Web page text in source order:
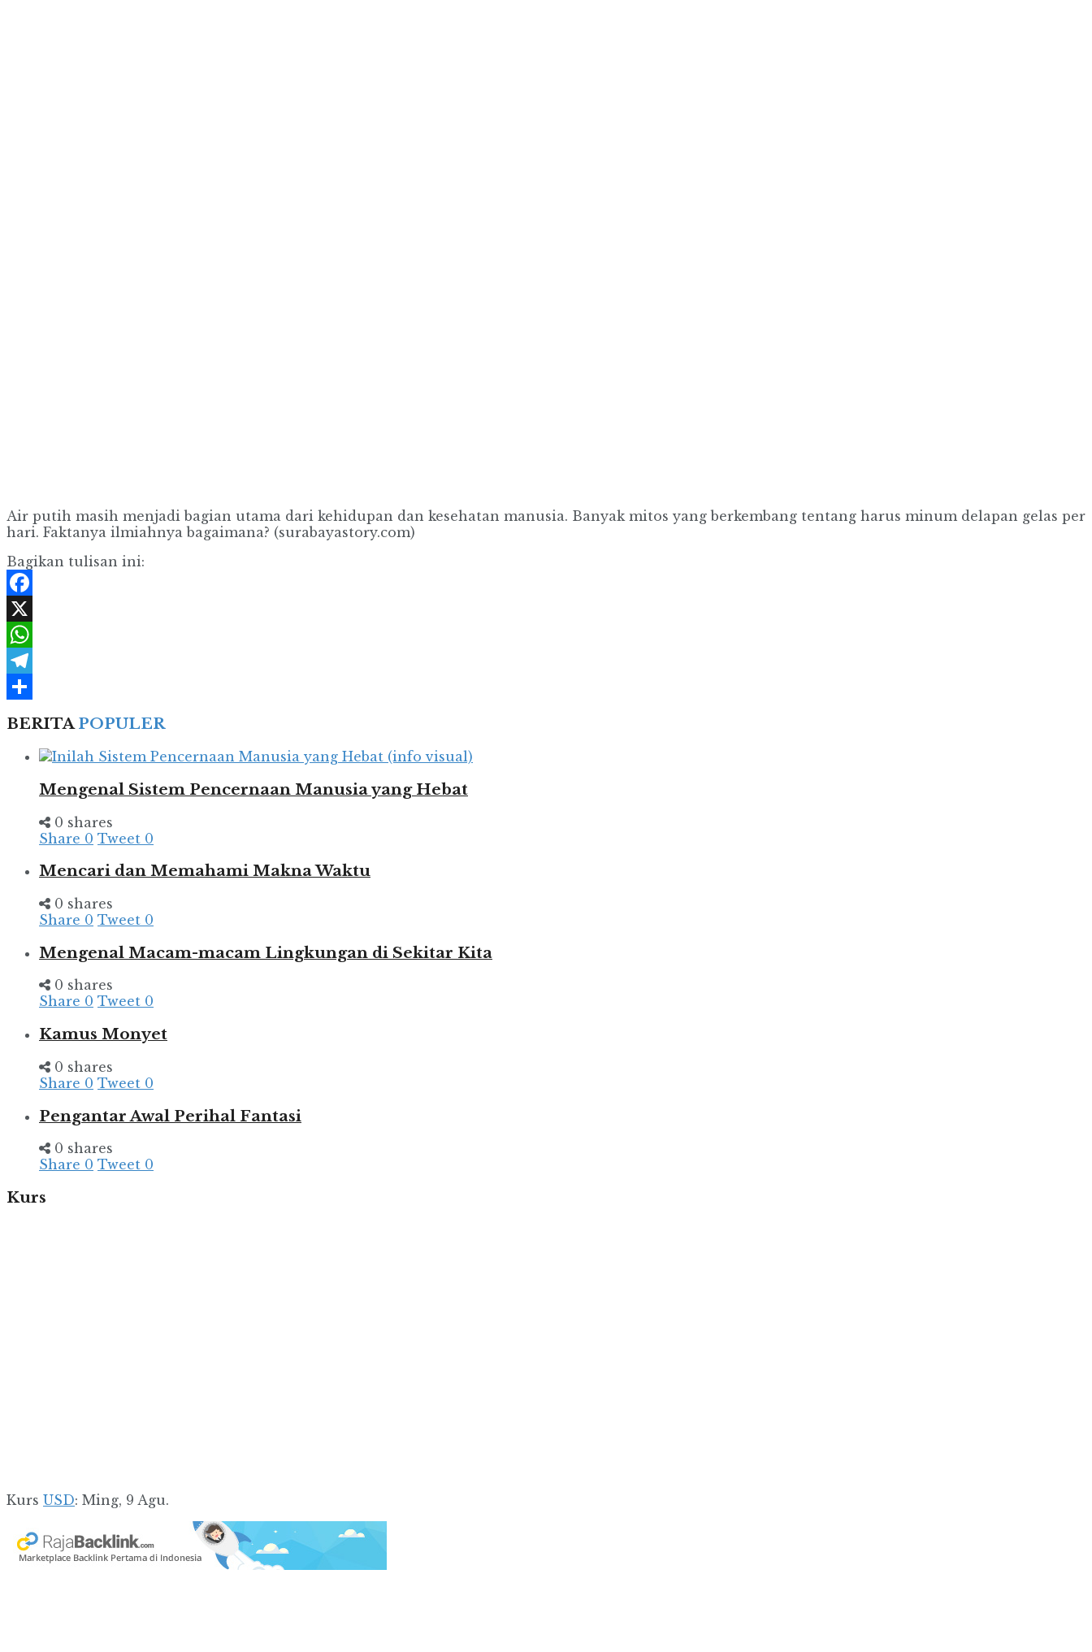
Air putih masih menjadi bagian utama dari kehidupan dan kesehatan manusia. Banyak mitos yang berkembang tentang harus minum delapan gelas per
hari. Faktanya ilmiahnya bagaimana? (surabayastory.com)
Bagikan tulisan ini:
Facebook
X
WhatsApp
Telegram
BERITAPOPULER
Mengenal Sistem Pencernaan Manusia yang Hebat
0 shares
Share 0 Tweet 0
Mencari dan Memahami Makna Waktu
0 shares
Share 0 Tweet 0
Mengenal Macam-macam Lingkungan di Sekitar Kita
0 shares
Share 0 Tweet 0
Kamus Monyet
0 shares
Share 0 Tweet 0
Pengantar Awal Perihal Fantasi
0 shares
Share 0 Tweet 0
Kurs
Kurs USD: Ming, 9 Agu.